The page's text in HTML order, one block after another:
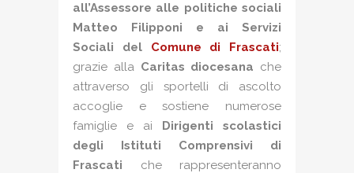
all’Assessore alle politiche sociali
Matteo Filipponi e ai Servizi
Sociali del Comune di Frascati;
grazie allaCaritas diocesana che
attraverso gli sportelli di ascolto
accoglie e sostiene numerose
famiglie e ai Dirigenti scolastici
degli Istituti Comprensivi di
Frascati che rappresenteranno